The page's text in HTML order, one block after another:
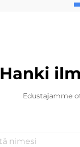
Hanki
Edustajamme